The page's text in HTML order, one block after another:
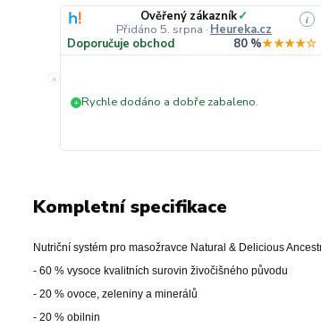
«
Ověřený zákazník✓
Přidáno 5. srpna · Heureka.cz
i
Doporučuje obchod 80 %★★★★☆
+ Rychle dodáno a dobře zabaleno.
Kompletní specifikace
Nutriční systém pro masožravce Natural & Delicious
- 60 % vysoce kvalitních surovin živočišného původu
- 20 % ovoce, zeleniny a minerálů
- 20 % obilnin